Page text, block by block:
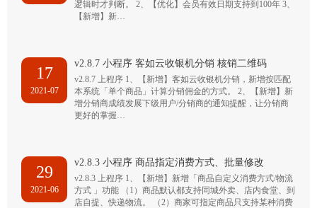
逻辑时才判断。 2、【优化】会员有效日期支持到100年 3、
【新增】新…
17
2021-07
v2.8.7 小程序 客如云收银机分销 核销二维码
v2.8.7 上程序 1、【新增】客如云收银机分销，新增按匹配
本系统「单个商品」计算分销佣金的方式。 2、【新增】新
增分销商成绩发展下级用户/分销商的通知提醒，让分销商
更好的掌握…
29
2021-06
v2.8.3 小程序 商品指定消费方式、批量修改
v2.8.3 上程序 1、【新增】新增「商品自定义消费方式/物流
方式 」功能 （1）商品默认都支持同城外卖、店内食堂、到
店自提、快递物流。 （2）商家可指定商品只支持某种消费